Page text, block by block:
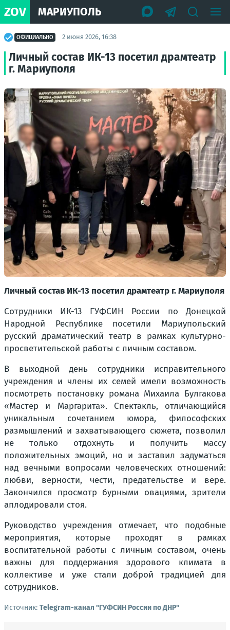
ZOV МАРИУПОЛЬ
ОФИЦИАЛЬНО 2 июня 2026, 16:38
Личный состав ИК-13 посетил драмтеатр
г. Мариуполя
Личный состав ИК-13 посетил драмтеатр г. Мариуполя
Сотрудники ИК-13 ГУФСИН России по Донецкой
Народной Республике посетили Мариупольский
русский драматический театр в рамках культурно-
просветительской работы с личным составом.
В выходной день сотрудники исправительного
учреждения и члены их семей имели возможность
посмотреть постановку романа Михаила Булгакова
«Мастер и Маргарита». Спектакль, отличающийся
уникальным сочетанием юмора, философских
размышлений и захватывающего сюжета, позволил
не только отдохнуть и получить массу
положительных эмоций, но и заставил задуматься
над вечными вопросами человеческих отношений:
любви, верности, чести, предательстве и вере.
Закончился просмотр бурными овациями, зрители
аплодировали стоя.
Руководство учреждения отмечает, что подобные
мероприятия, которые проходят в рамках
воспитательной работы с личным составом, очень
важны для поддержания здорового климата в
коллективе и уже стали доброй традицией для
сотрудников.
Источник: Telegram-канал "ГУФСИН России по ДНР"